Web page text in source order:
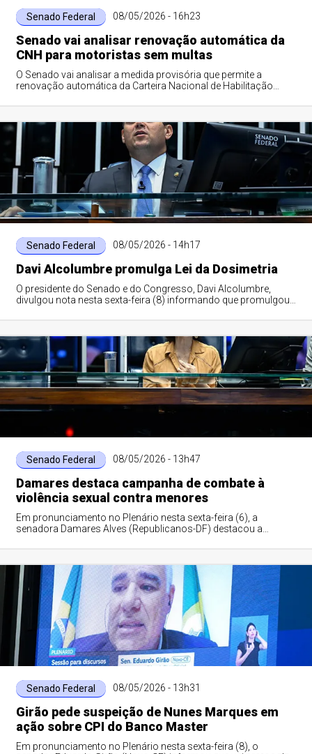
Senado Federal 08/05/2026 - 16h23
Senado vai analisar renovação automática da
CNH para motoristas sem multas
O Senado vai analisar a medida provisória que permite a
renovação automática da Carteira Nacional de Habilitação
Senado Federal 08/05/2026 - 14h17
Davi Alcolumbre promulga Lei da Dosimetria
O presidente do Senado e do Congresso, Davi Alcolumbre,
divulgou nota nesta sexta-feira (8) informando que promulgou
Senado Federal 08/05/2026 - 13h47
Damares destaca campanha de combate à
violência sexual contra menores
Em pronunciamento no Plenário nesta sexta-feira (6), a
senadora Damares Alves (Republicanos-DF) destacou a
Senado Federal 08/05/2026 - 13h31
Girão pede suspeição de Nunes Marques em
ação sobre CPI do Banco Master
Em pronunciamento no Plenário nesta sexta-feira (8), o